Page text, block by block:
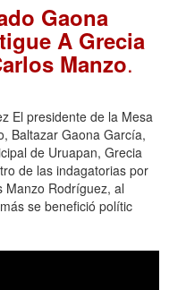
Gaona
A Grecia
Manzo.
El presidente de la Mesa
Baltazar Gaona García,
de Uruapan, Grecia
de las indagatorias por
Manzo Rodríguez, al
se benefició polític